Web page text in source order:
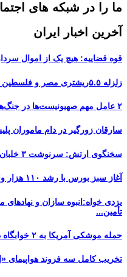
ما را در شبکه های
آخرین اخبار ایران
قوه قضاییه: هیچ یک از اموال
زلزله ۵.۵ریشتری مصر و فلسطین را لرزاند
۲ عامل مهم صهیونیست‌ها در جنگ‌های ۱۲ روزه و ۴۰ روزه اعدام شدند
سارقان زورگیر در دام ماموران
سخنگوی ارتش: سرنوشت ۳ خلبان ما هنوز مشخص نیست
آغاز سبز بورس با رشد ۱۱۰ هزار واحدی شاخص کل
یزدی خواه:انبوه سازان و نهادهای
تأمین...
حمله موشکی آمریکا به ۲ خوابگاه دانشجویی در اهواز
تخریب کامل سه فروند هواپیمای «اِف ۳۵» آمریکا توسط